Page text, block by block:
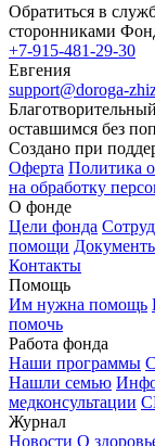
Обратиться в
сторонниками
+7-915-481-29-30
Евгения
support@doroga-
оставшимся без
Создано при
Оферта Политика
на обработку
О фонде
Цели фонда
помощи
Контакты
Помощь
Им нужна помощь
помочь
Работа фонда
Наши программы
Нашли семью
медконсультации
Журнал
Новости О